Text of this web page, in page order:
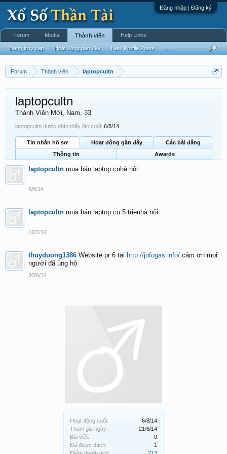
Đăng nhập | Đăng ký
Forum Thành viên laptopcultn
Hoạt động cuối:
6/8/14
Tham gia ngày:
21/6/14
Bài viết:
0
Đã được thích:
1
laptopcultn
Thành Viên Mới, Nam, 33
laptopcultn được nhìn thấy lần cuối: 6/8/14
Tin nhắn hồ sơ Hoạt động gần đây
Các bài đăng
Thông tin
Awards
laptopcultn mua bán laptop cuhà nội
6/8/14
laptopcultn mua bán laptop cu 5 trieuhà nội
16/7/14
thuyduong1386 Website pr 6 tại http://jofogas.info/ cảm ơn mọi
người đã ủng hộ
30/6/14
Forum Media Thành viên
Đang truy cập Hoạt động gần đây New Profile Posts
Help Links